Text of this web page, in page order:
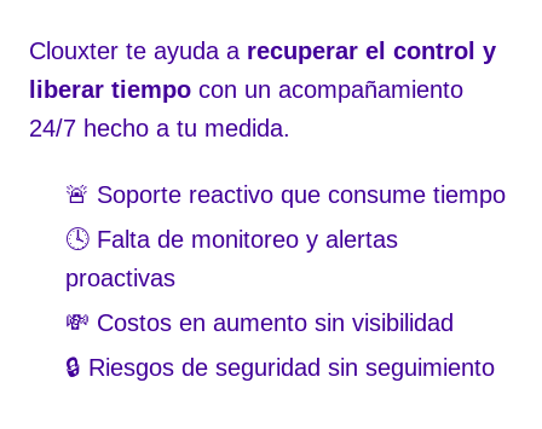
Clouxter te ayuda a recuperar el control y
liberar tiempo con un acompañamiento
24/7 hecho a tu medida.
🚨 Soporte reactivo que consume tiempo
🕓 Falta de monitoreo y alertas
proactivas
💸 Costos en aumento sin visibilidad
🔒 Riesgos de seguridad sin seguimiento